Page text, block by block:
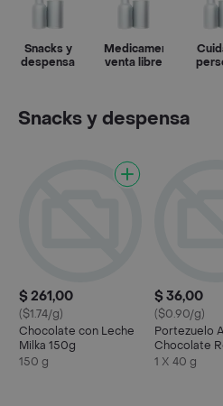
Snacks y
despensa
Medicamento
venta libre
Snacks y despensa
$ 261,00
($1.74/g)
Chocolate con Leche
Milka 150g
150 g
$ 36,00
($0.90/g)
Portezuelo
Chocolate
con Dulce de
1 X 40 g